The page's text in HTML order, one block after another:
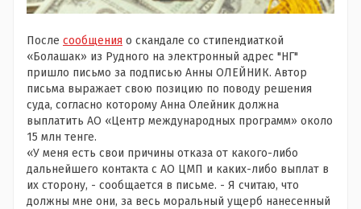
После сообщения о скандале со стипендиаткой
«Болашак» из Рудного на электронный адрес "НГ"
пришло письмо за подписью Анны ОЛЕЙНИК. Автор
письма выражает свою позицию по поводу решения
суда, согласно которому Анна Олейник должна
выплатить АО «Центр международных программ» около
15 млн тенге.
«У меня есть свои причины отказа от какого-либо
дальнейшего контакта с АО ЦМП и каких-либо выплат в
их сторону, - сообщается в письме. - Я считаю, что
должны мне они, за весь моральный ущерб нанесенный